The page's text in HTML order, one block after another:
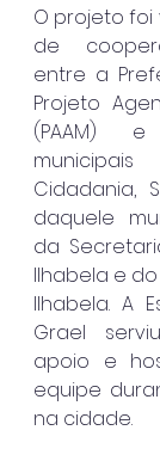
O projeto foi
de
entre a
Projeto
(PAAM)
Cidadania,
daquele
da
Ilhabela e
Ilhabela. A
Grael
apoio e
equipe
na cidade.